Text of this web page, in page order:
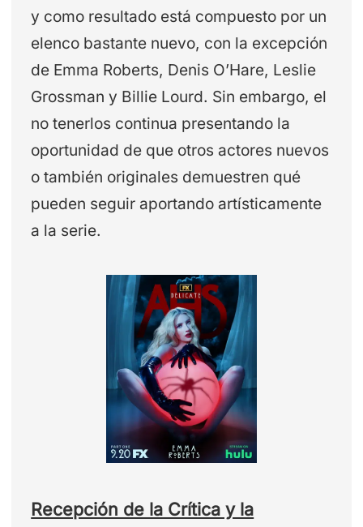
y como resultado está compuesto por un
elenco bastante nuevo, con la excepción
de Emma Roberts, Denis O’Hare, Leslie
Grossman y Billie Lourd. Sin embargo, el
no tenerlos continua presentando la
oportunidad de que otros actores nuevos
o también originales demuestren qué
pueden seguir aportando artísticamente
a la serie.
Recepción de la Crítica y la